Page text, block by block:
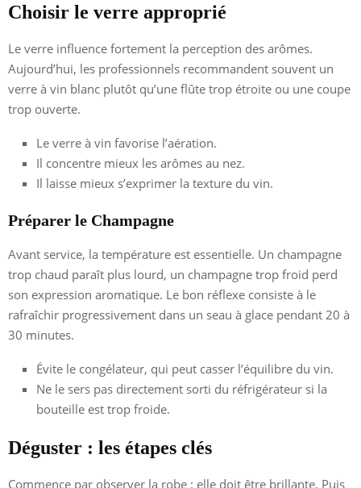
Choisir le verre approprié
Le verre influence fortement la perception des arômes.
Aujourd’hui, les professionnels recommandent souvent un
verre à vin blanc plutôt qu’une flûte trop étroite ou une coupe
trop ouverte.
Le verre à vin favorise l’aération.
Il concentre mieux les arômes au nez.
Il laisse mieux s’exprimer la texture du vin.
Préparer le Champagne
Avant service, la température est essentielle. Un champagne
trop chaud paraît plus lourd, un champagne trop froid perd
son expression aromatique. Le bon réflexe consiste à le
rafraîchir progressivement dans un seau à glace pendant 20 à
30 minutes.
Évite le congélateur, qui peut casser l’équilibre du vin.
Ne le sers pas directement sorti du réfrigérateur si la
bouteille est trop froide.
Déguster : les étapes clés
Commence par observer la robe : elle doit être brillante. Puis